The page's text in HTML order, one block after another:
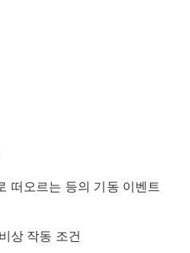
떠오르는 등의 기동 이벤트
상 작동 조건